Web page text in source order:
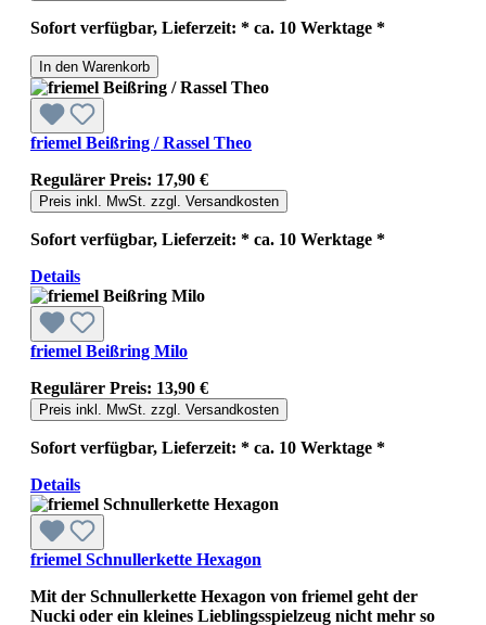
Sofort verfügbar, Lieferzeit: * ca. 10 Werktage *
In den Warenkorb
friemel Beißring / Rassel Theo
Regulärer Preis: 17,90 €
Preis inkl. MwSt. zzgl. Versandkosten
Sofort verfügbar, Lieferzeit: * ca. 10 Werktage *
Details
friemel Beißring Milo
Regulärer Preis: 13,90 €
Preis inkl. MwSt. zzgl. Versandkosten
Sofort verfügbar, Lieferzeit: * ca. 10 Werktage *
Details
friemel Schnullerkette Hexagon
Mit der Schnullerkette Hexagon von friemel geht der
Nucki oder ein kleines Lieblingsspielzeug nicht mehr so